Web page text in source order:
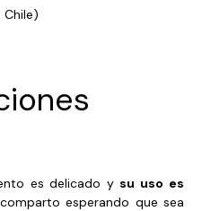
Chile)
es delicado y su uso es
esperando que sea